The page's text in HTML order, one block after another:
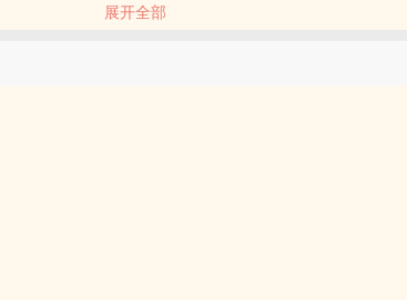
展开全部